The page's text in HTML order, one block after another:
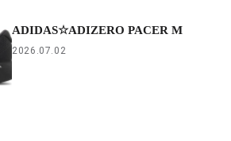
ADIDAS☆ADIZERO PACER M
2026.07.02